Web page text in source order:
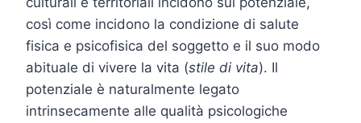
così come incidono la condizione di salute
fisica e psicofisica del soggetto e il suo modo
abituale di vivere la vita (stile di vita). Il
potenziale è naturalmente legato
intrinsecamente alle qualità psicologiche